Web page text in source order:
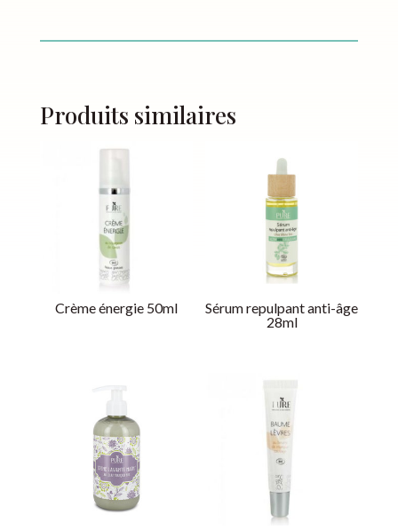
Produits similaires
Crème énergie 50ml
Sérum repulpant anti-âge
28ml